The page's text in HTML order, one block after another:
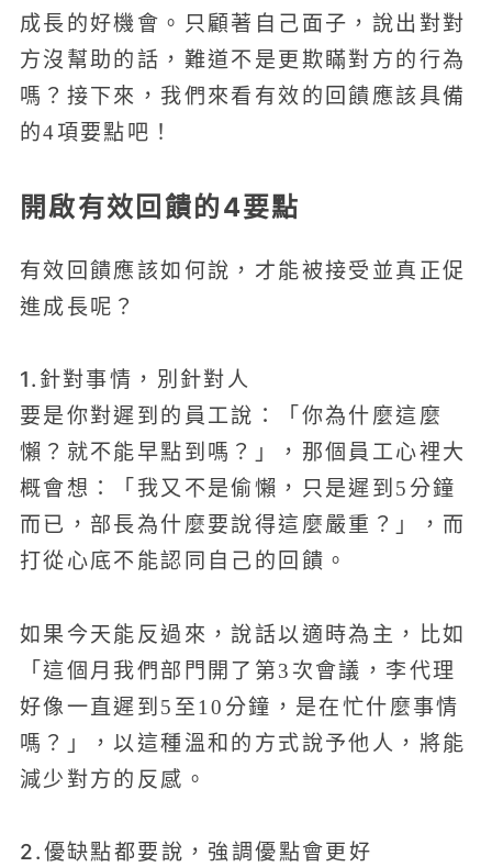
成長的好機會。只顧著自己面子，說出對對
方沒幫助的話，難道不是更欺瞞對方的行為
嗎？接下來，我們來看有效的回饋應該具備
的4項要點吧！
開啟有效回饋的4要點
有效回饋應該如何說，才能被接受並真正促
進成長呢？
1.針對事情，別針對人
要是你對遲到的員工說：「你為什麼這麼
懶？就不能早點到嗎？」，那個員工心裡大
概會想：「我又不是偷懶，只是遲到5分鐘
而已，部長為什麼要說得這麼嚴重？」，而
打從心底不能認同自己的回饋。
如果今天能反過來，說話以適時為主，比如
「這個月我們部門開了第3次會議，李代理
好像一直遲到5至10分鐘，是在忙什麼事情
嗎？」，以這種溫和的方式說予他人，將能
減少對方的反感。
2.優缺點都要說，強調優點會更好